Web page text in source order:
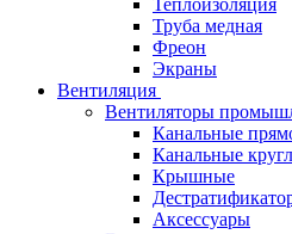
Теплоизоляция
Труба медная
Фреон
Экраны
Вентиляция
Вентиляторы
Канальные
Канальные
Крышные
Аксессуары